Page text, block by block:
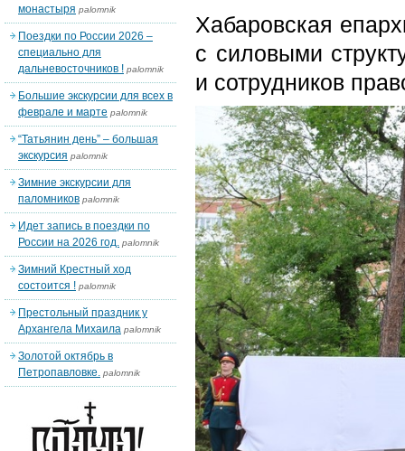
Хабаровская
с силовыми
и сотрудников
монастыря palomnik
Поездки по России 2026 –
специально для
дальневосточников ! palomnik
Большие экскурсии для всех в
феврале и марте palomnik
“Татьянин день” – большая
экскурсия palomnik
Зимние экскурсии для
паломников palomnik
Идет запись в поездки по
России на 2026 год. palomnik
Зимний Крестный ход
состоится ! palomnik
Престольный праздник у
Архангела Михаила palomnik
Золотой октябрь в
Петропавловке. palomnik